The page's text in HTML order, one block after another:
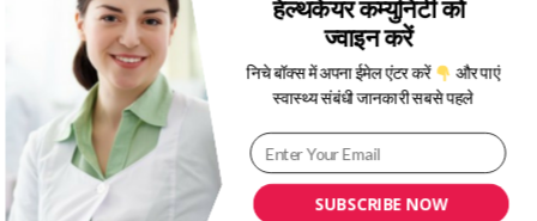
SUBSCRIBE NOW
हेल्थकेयर कम्युनिटी को
ज्वाइन करें
निचे बॉक्स में अपना ईमेल एंटर करें और पाएं
स्वास्थ्य संबंधी जानकारी सबसे पहले